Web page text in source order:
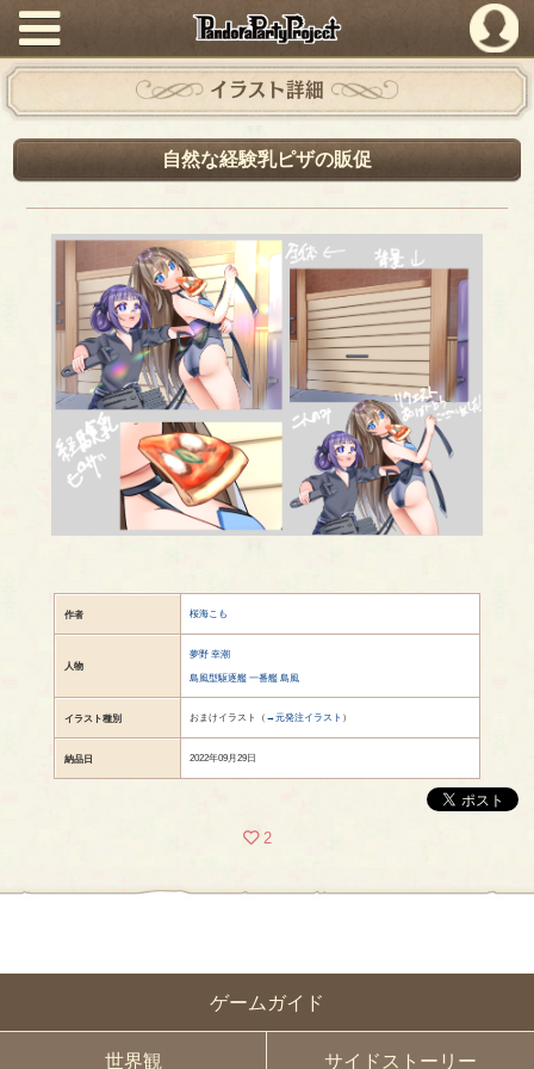
PandoraPartyProject
ゲームガイド
世界観 サイドストーリー
イラスト詳細
自然な経験乳ピザの販促
作者 桜海こも
人物
夢野 幸潮
島風型駆逐艦 一番艦 島風
イラスト種別 おまけイラスト（ →元発注イラスト ）
納品日 2022年09月29日
2